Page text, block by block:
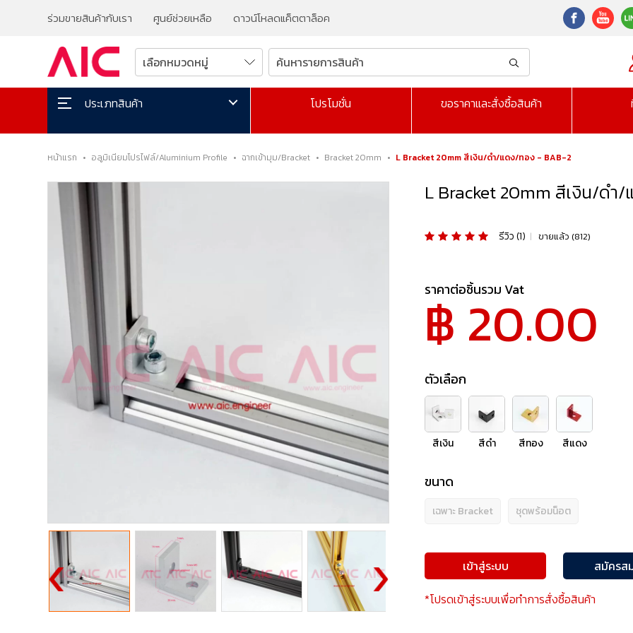
ร่วมขายสินค้ากับเรา ศูนย์ช่วยเหลือ ดาวน์โหลดแค็ตตาล็อค
ประเภทสินค้า โปรโมชั่น ขอราคาและสั่งซื้อสินค้า
หน้าแรก • อลูมิเนียมโปรไฟล์/Aluminium Profile • ฉากเข้ามุม/Bracket • Bracket 20mm • L Bracket 20mm สีเงิน/ดำ/แดง/ทอง - BAB-2
L Bracket 20mm สีเงิน/ดำ
รีวิว (1) | ขายแล้ว (812)
ราคาต่อชิ้นรวม Vat
฿ 20.00
ตัวเลือก
สีเงิน สีดำ สีทอง สีแดง
ขนาด
เฉพาะ Bracket ชุดพร้อมน็อต
เข้าสู่ระบบ
สมัครส
*โปรดเข้าสู่ระบบเพื่อทำการสั่งซื้อสินค้า